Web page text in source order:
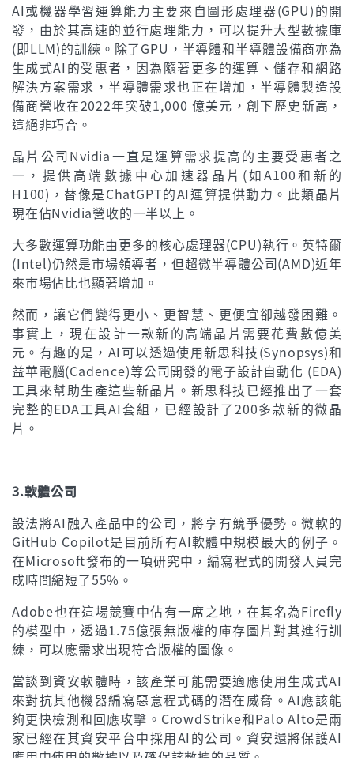
AI或機器學習運算能力主要來自圖形處理器(GPU)的開
發，由於其高速的並行處理能力，可以提升大型數據庫
(即LLM)的訓練。除了GPU，半導體和半導體設備商亦為
生成式AI的受惠者，因為隨著更多的運算、儲存和網路
解決方案需求，半導體需求也正在增加，半導體製造設
備商營收在2022年突破1,000 億美元，創下歷史新高，
這絕非巧合。
晶片公司Nvidia一直是運算需求提高的主要受惠者之
一，提供高端數據中心加速器晶片(如A100和新的
H100)，替像是ChatGPT的AI運算提供動力。此類晶片
現在佔Nvidia營收的一半以上。
大多數運算功能由更多的核心處理器(CPU)執行。英特爾
(Intel)仍然是市場領導者，但超微半導體公司(AMD)近年
來市場佔比也顯著增加。
然而，讓它們變得更小、更智慧、更便宜卻越發困難。
事實上，現在設計一款新的高端晶片需要花費數億美
元。有趣的是，AI可以透過使用新思科技(Synopsys)和
益華電腦(Cadence)等公司開發的電子設計自動化 (EDA)
工具來幫助生產這些新晶片。新思科技已經推出了一套
完整的EDA工具AI套組，已經設計了200多款新的微晶
片。
3.軟體公司
設法將AI融入產品中的公司，將享有競爭優勢。微軟的
GitHub Copilot是目前所有AI軟體中規模最大的例子。
在Microsoft發布的一項研究中，編寫程式的開發人員完
成時間縮短了55%。
Adobe也在這場競賽中佔有一席之地，在其名為Firefly
的模型中，透過1.75億張無版權的庫存圖片對其進行訓
練，可以應需求出現符合版權的圖像。
當談到資安軟體時，該產業可能需要適應使用生成式AI
來對抗其他機器編寫惡意程式碼的潛在威脅。AI應該能
夠更快檢測和回應攻擊。CrowdStrike和Palo Alto是兩
家已經在其資安平台中採用AI的公司。資安還將保護AI